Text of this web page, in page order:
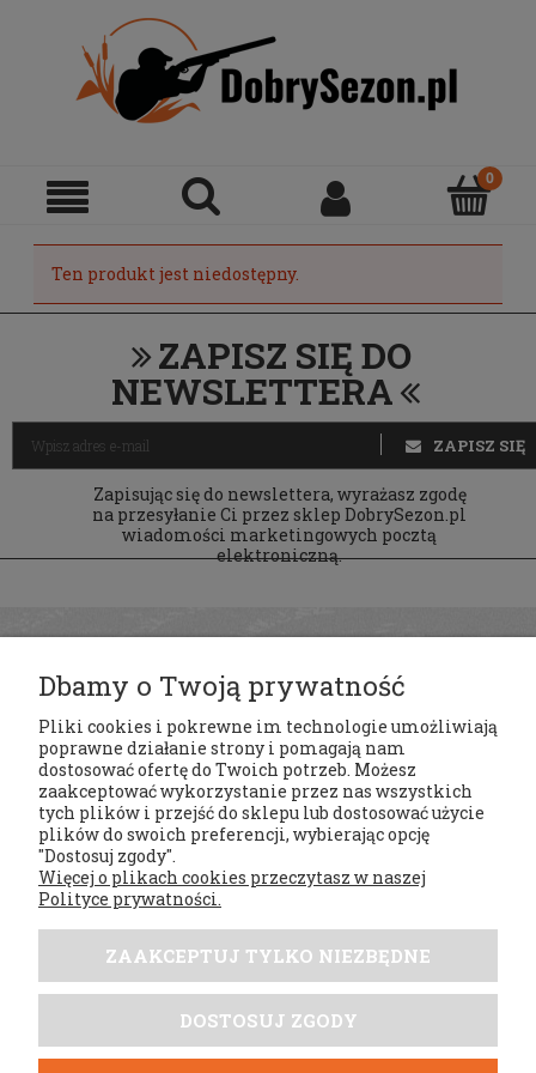
Ten produkt jest niedostępny.
ZAPISZ SIĘ DO
NEWSLETTERA
Zapisując się do newslettera, wyrażasz zgodę
na przesyłanie Ci przez sklep DobrySezon.pl
wiadomości marketingowych pocztą
elektroniczną.
ZAPISZ SIĘ
Regulaminy
Moje konto
Płatności i dostawa
Tabele rozmiarów
DobrySezon.pl
Dbamy o Twoją prywatność
Pliki cookies i pokrewne im technologie umożliwiają
poprawne działanie strony i pomagają nam
dostosować ofertę do Twoich potrzeb. Możesz
zaakceptować wykorzystanie przez nas wszystkich
tych plików i przejść do sklepu lub dostosować użycie
plików do swoich preferencji, wybierając opcję
"Dostosuj zgody".
Więcej o plikach cookies przeczytasz w naszej
Polityce prywatności.
ZAAKCEPTUJ TYLKO NIEZBĘDNE
DOSTOSUJ ZGODY